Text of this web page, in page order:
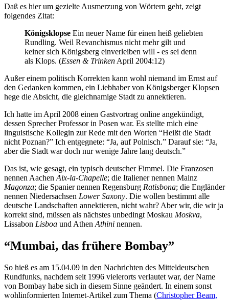
Daß es hier um gezielte Ausmerzung von Wörtern geht, zeigt
folgendes Zitat:
Königsklopse Ein neuer Name für einen heiß geliebten
Rundling. Weil Revanchismus nicht mehr gilt und
keiner sich Königsberg einverleiben will - es sei denn
als Klops. (Essen & Trinken April 2004:12)
Außer einem politisch Korrekten kann wohl niemand im Ernst auf
den Gedanken kommen, ein Liebhaber von Königsberger Klopsen
hege die Absicht, die gleichnamige Stadt zu annektieren.
Ich hatte im April 2008 einen Gastvortrag online angekündigt,
dessen Sprecher Professor in Posen war. Es stellte mich eine
linguistische Kollegin zur Rede mit den Worten “Heißt die Stadt
nicht Poznan?” Ich entgegnete: “Ja, auf Polnisch.” Darauf sie: “Ja,
aber die Stadt war doch nur wenige Jahre lang deutsch.”
Das ist, wie gesagt, ein typisch deutscher Fimmel. Die Franzosen
nennen Aachen Aix-la-Chapelle; die Italiener nennen Mainz
Magonza; die Spanier nennen Regensburg Ratisbona; die Engländer
nennen Niedersachsen Lower Saxony. Die wollen bestimmt alle
deutsche Landschaften annektieren, nicht wahr? Aber wir, die wir ja
korrekt sind, müssen als nächstes unbedingt Moskau Moskva,
Lissabon Lisboa und Athen Athini nennen.
“Mumbai, das frühere Bombay”
So hieß es am 15.04.09 in den Nachrichten des Mitteldeutschen
Rundfunks, nachdem seit 1996 vielerorts verlautet war, der Name
von Bombay habe sich in diesem Sinne geändert. In einem sonst
wohlinformierten Internet-Artikel zum Thema (Christopher Beam,